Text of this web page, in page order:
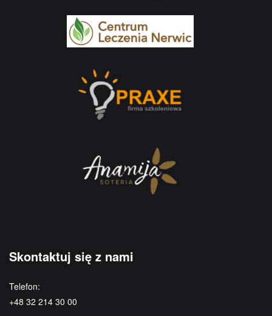
Skontaktuj się z nami
Telefon:
+48 32 214 30 00